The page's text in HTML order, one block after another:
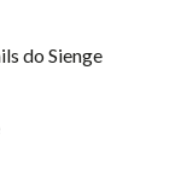
do Sienge